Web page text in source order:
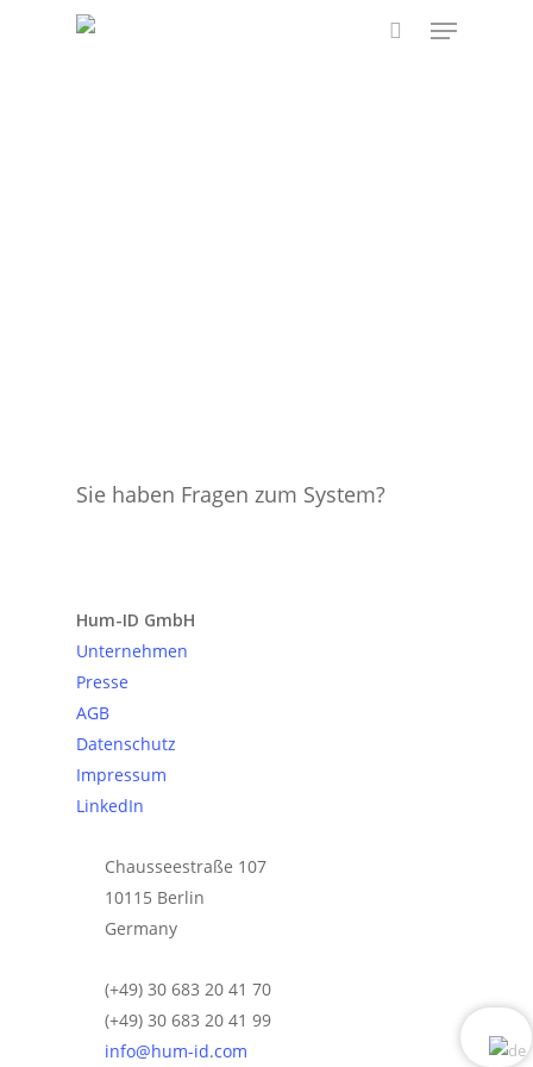
Menu
Sie haben Fragen zum System?
Hum-ID GmbH
Unternehmen
Presse
AGB
Datenschutz
Impressum
LinkedIn
Chausseestraße 107
10115 Berlin
Germany
(+49) 30 683 20 41 70
(+49) 30 683 20 41 99
info@hum-id.com